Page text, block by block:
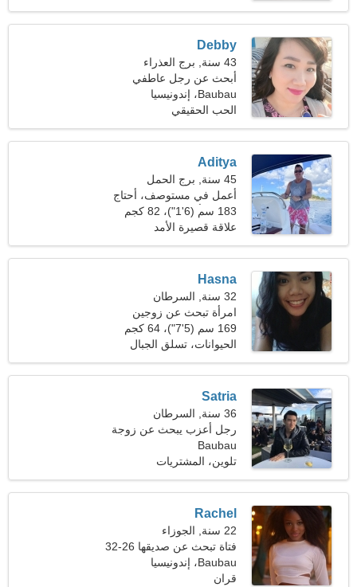
Debby
43 سنة, برج العذراء
أبحث عن رجل عاطفي
Baubau، إندونيسيا
الحب الحقيقي
Aditya
45 سنة, برج الحمل
أعمل في مستوصف، أحتاج
إلى امرأة شغوفة
183 سم (6'1")، 82 كجم
(180 رطلا)
علاقة قصيرة الأمد
Hasna
32 سنة, السرطان
امرأة تبحث عن زوجين
169 سم (5'7")، 64 كجم
(141 رطلا)
الحيوانات، تسلق الجبال
Satria
36 سنة, السرطان
رجل أعزب يبحث عن زوجة
Baubau
تلوين، المشتريات
Rachel
22 سنة, الجوزاء
فتاة تبحث عن صديقها 26-32
Baubau، إندونيسيا
قران